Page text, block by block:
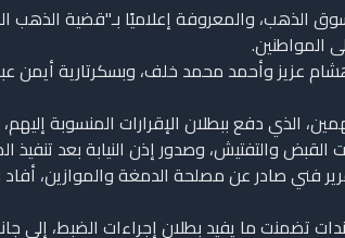
الذهب، والمعروفة إعلاميًا بـ"قضية
المواطنين.
عزيز وأحمد محمد خلف، وبسكرتارية أيمن
دفع ببطلان الإقرارات المنسوبة إليهم،
القبض والتفتيش، وصدور إذن النيابة بعد تنفيذ
فني صادر عن مصلحة الدمغة والموازين،
تضمنت ما يفيد بطلان إجراءات الضبط، إلى